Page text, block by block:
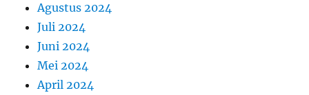
Agustus 2024
Juli 2024
Juni 2024
Mei 2024
April 2024